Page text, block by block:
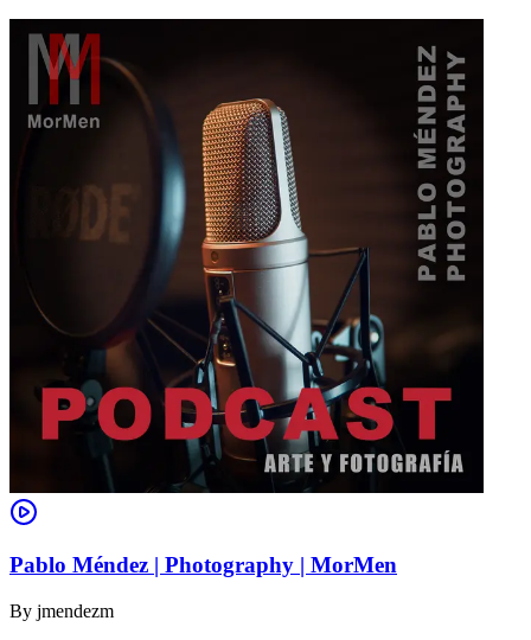
Pablo Méndez | Photography | MorMen
By jmendezm